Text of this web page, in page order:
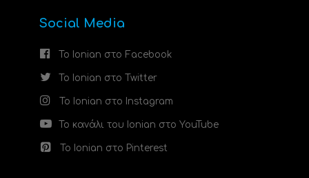
Social Media
Το Ionian στο Facebook
Το Ionian στο Twitter
Το Ionian στο Instagram
Το κανάλι του Ionian στο YouTube
Το Ionian στο Pinterest